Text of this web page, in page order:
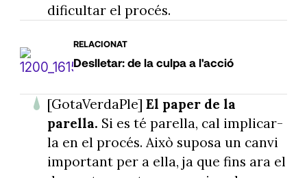
dificultar el procés.
RELACIONAT
Deslletar: de la culpa a l'acció
[GotaVerdaPle] El paper de la
parella. Si es té parella, cal implicar-
la en el procés. Això suposa un canvi
important per a ella, ja que fins ara el